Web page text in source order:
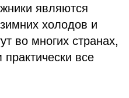
являются
холодов и
во многих странах,
все